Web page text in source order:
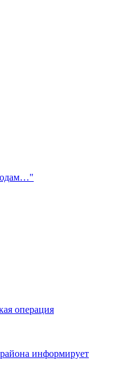
операция
информирует